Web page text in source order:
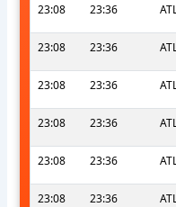
23:08 23:36
23:08 23:36
23:08 23:36
23:08 23:36
23:08 23:36
23:08 23:36